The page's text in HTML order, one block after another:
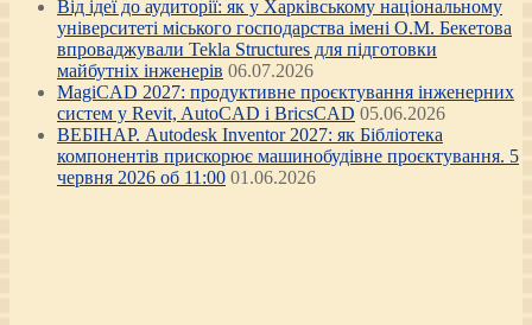
Від ідеї до аудиторії: як у Харківському національному
університеті міського господарства імені О.М. Бекетова
впроваджували Tekla Structures для підготовки
майбутніх інженерів 06.07.2026
MagiCAD 2027: продуктивне проєктування інженерних
систем у Revit, AutoCAD і BricsCAD 05.06.2026
ВЕБІНАР. Autodesk Inventor 2027: як Бібліотека
компонентів прискорює машинобудівне проєктування. 5
червня 2026 об 11:00 01.06.2026